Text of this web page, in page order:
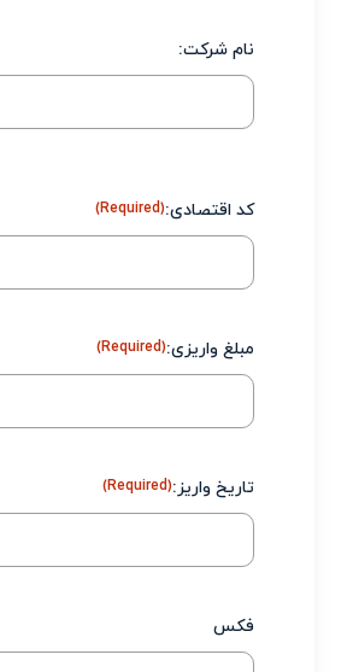
نام شرکت:
کد اقتصادی:(Required)
مبلغ واریزی:(Required)
تاریخ واریز:(Required)
فکس